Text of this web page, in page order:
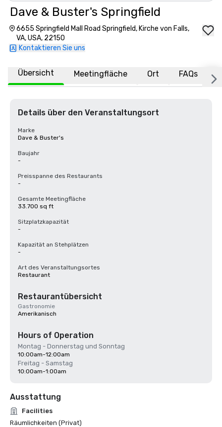
Dave & Buster's Springfield
6655 Springfield Mall Road Springfield, Kirche von Falls,
VA, USA, 22150
Kontaktieren Sie uns
Übersicht Meetingfläche Ort FAQs
Details über den Veranstaltungsort
Marke
Dave & Buster's
Baujahr
-
Preisspanne des Restaurants
-
Gesamte Meetingfläche
33.700 sq ft
Sitzplatzkapazität
-
Kapazität an Stehplätzen
-
Art des Veranstaltungsortes
Restaurant
Restaurantübersicht
Gastronomie
Amerikanisch
Hours of Operation
Montag - Donnerstag und Sonntag
10:00am-12:00am
Freitag - Samstag
10:00am-1:00am
Ausstattung
Facilities
Räumlichkeiten (Privat)